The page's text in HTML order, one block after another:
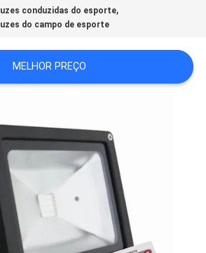
luzes conduzidas do esporte,
luzes do campo de esporte
MELHOR PREÇO